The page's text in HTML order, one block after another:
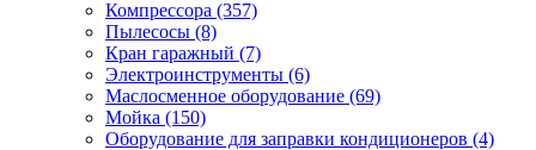
Компрессора (357)
Пылесосы (8)
Кран гаражный (7)
Электроинструменты (6)
Маслосменное оборудование (69)
Мойка (150)
Оборудование для заправки кондиционеров (4)